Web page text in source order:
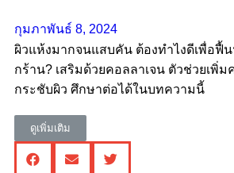
กุมภาพันธ์ 8, 2024
ผิวแห้งมากจนแสบคัน ต้องทำไงดีเพื่อฟื้
กร้าน? เสริมด้วยคอลลาเจน ตัวช่วยเพิ่
กระชับผิว ศึกษาต่อได้ในบทความนี้
ดูเพิ่มเติม